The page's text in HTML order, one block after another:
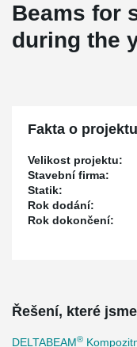
Beams for
during the
Fakta o projektu
Velikost projektu:
Stavební firma:
Statik:
Rok dodání:
Rok dokončení:
Řešení, které
DELTABEAM®